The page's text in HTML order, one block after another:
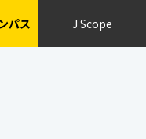
パス J Scope